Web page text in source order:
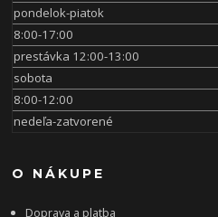
pondelok-piatok
8:00-17:00
prestávka 12:00-13:00
sobota
8:00-12:00
nedeľa-zatvorené
O NÁKUPE
Doprava a platba